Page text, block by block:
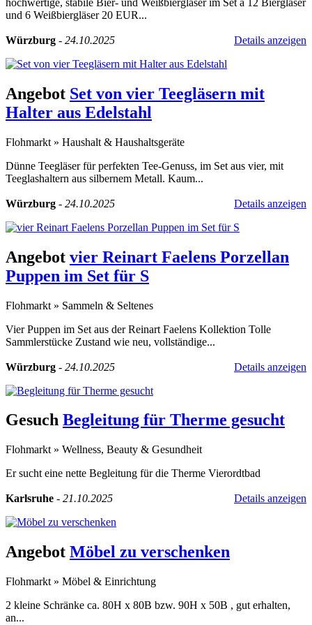
hochwertige, stabile Bier- und Weißbiergläser im Set à 12 Biergläser
und 6 Weißbiergläser 20 EUR...
Würzburg - 24.10.2025 Details anzeigen
Angebot Set von vier Teegläsern mit
Halter aus Edelstahl
Flohmarkt » Haushalt & Haushaltsgeräte
Dünne Teegläser für perfekten Tee-Genuss, im Set aus vier, mit
Teeglashaltern aus silbernem Metall. Kaum...
Würzburg - 24.10.2025 Details anzeigen
Angebot vier Reinart Faelens Porzellan
Puppen im Set für S
Flohmarkt » Sammeln & Seltenes
Vier Puppen im Set aus der Reinart Faelens Kollektion Tolle
Sammlerstücke Zustand wie neu, vollständige...
Würzburg - 24.10.2025 Details anzeigen
Gesuch Begleitung für Therme gesucht
Flohmarkt » Wellness, Beauty & Gesundheit
Er sucht eine nette Begleitung für die Therme Vierordtbad
Karlsruhe - 21.10.2025 Details anzeigen
Angebot Möbel zu verschenken
Flohmarkt » Möbel & Einrichtung
2 kleine Schränke ca. 80H x 80B bzw. 90H x 50B , gut erhalten,
an...